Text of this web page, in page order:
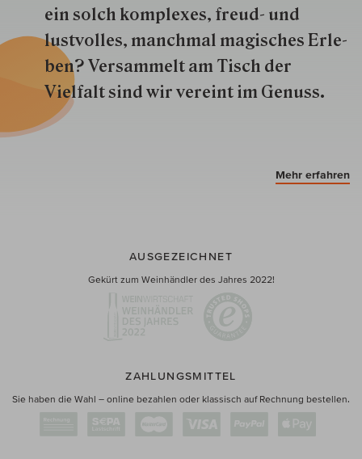
ein solch kom­plexes, freud- und
lustvolles, manchmal ma­gisch­es Er­le­
ben? Versammelt am Tisch der
Vielfalt sind wir ver­eint im Genuss.
Mehr erfahren
AUSGEZEICHNET
Gekürt zum Weinhändler des Jahres 2022!
ZAHLUNGSMITTEL
Sie haben die Wahl – online bezahlen oder klassisch auf Rechnung bestellen.